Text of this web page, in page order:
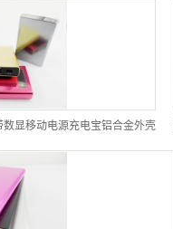
显移动电源充电宝铝合金外壳